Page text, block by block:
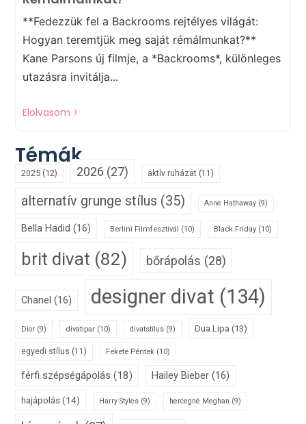
**Fedezzük fel a Backrooms rejtélyes világát:
Hogyan teremtjük meg saját rémálmunkat?**
Kane Parsons új filmje, a *Backrooms*, különleges
utazásra invitálja...
Elolvasom >
Témák
2025 (12) 2026 (27) aktív ruházat (11)
alternatív grunge stílus (35) Anne Hathaway (9)
Bella Hadid (16) Berlini Filmfesztivál (10) Black Friday (10)
brit divat (82) bőrápolás (28)
Chanel (16) designer divat (134)
Dior (9) divatipar (10) divatstílus (9) Dua Lipa (13)
egyedi stílus (11) Fekete Péntek (10)
férfi szépségápolás (18) Hailey Bieber (16)
hajápolás(14) Harry Styles (9) hercegné Meghan (9)